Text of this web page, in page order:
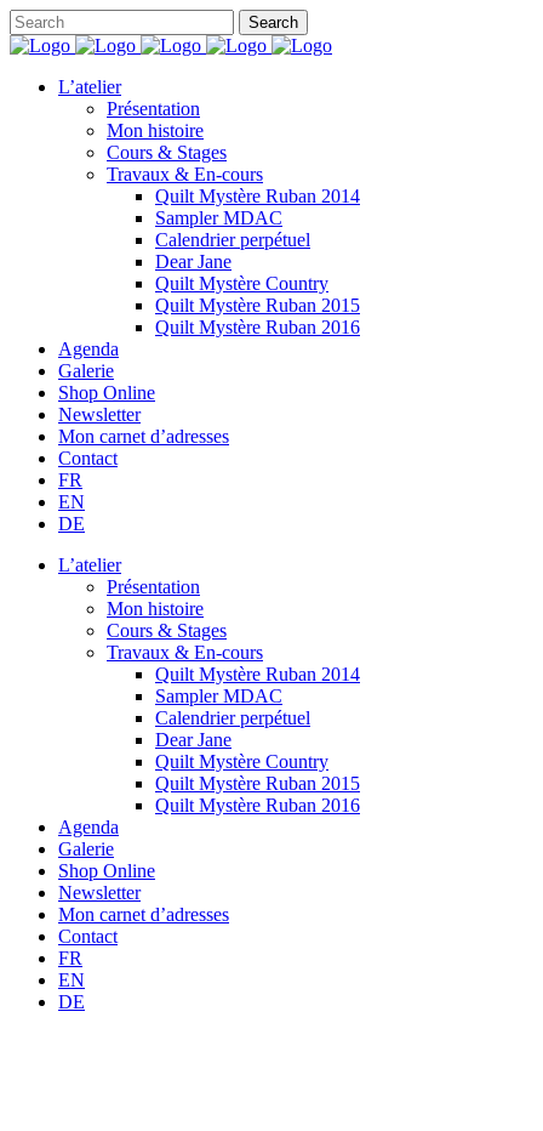
L’atelier
Présentation
Mon histoire
Cours & Stages
Travaux & En-cours
Quilt Mystère Ruban 2014
Sampler MDAC
Calendrier perpétuel
Dear Jane
Quilt Mystère Country
Quilt Mystère Ruban 2015
Quilt Mystère Ruban 2016
Agenda
Galerie
Shop Online
Newsletter
Mon carnet d’adresses
Contact
FR
EN
DE
L’atelier
Présentation
Mon histoire
Cours & Stages
Travaux & En-cours
Quilt Mystère Ruban 2014
Sampler MDAC
Calendrier perpétuel
Dear Jane
Quilt Mystère Country
Quilt Mystère Ruban 2015
Quilt Mystère Ruban 2016
Agenda
Galerie
Shop Online
Newsletter
Mon carnet d’adresses
Contact
FR
EN
DE